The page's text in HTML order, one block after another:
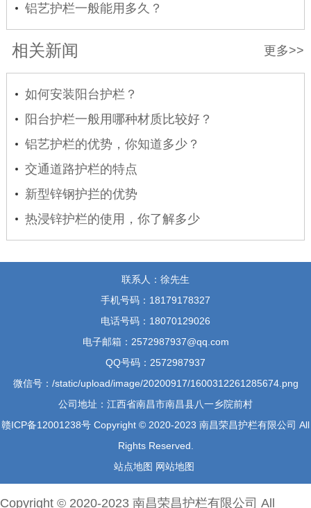
铝艺护栏一般能用多久？
更多>>
相关新闻
如何安装阳台护栏？
阳台护栏一般用哪种材质比较好？
铝艺护栏的优势，你知道多少？
交通道路护栏的特点
新型锌钢护拦的优势
热浸锌护栏的使用，你了解多少
联系人：徐先生
手机号码：18179178327
电话号码：18070129026
电子邮箱：2572987937@qq.com
QQ号码：2572987937
微信号：/static/upload/image/20200917/1600312261285674.png
公司地址：江西省南昌市南昌县八一乡院前村
赣ICP备12001238号 Copyright © 2020-2023 南昌荣昌护栏有限公司 All
Rights Reserved.
站点地图 网站地图
Copyright © 2020-2023 南昌荣昌护栏有限公司 All